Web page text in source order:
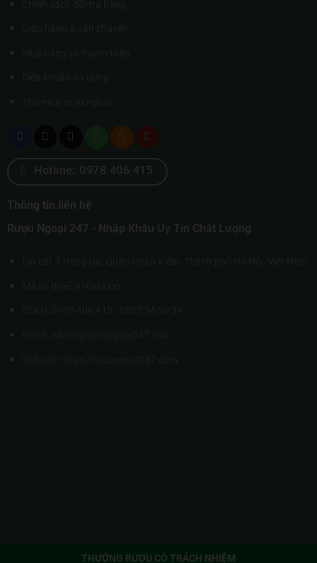
Hotline: 0978 406 415
Thông tin liên hệ
Rượu Ngoại 247 - Nhập Khẩu Uy Tín Chất Lượng
THƯỞNG RƯỢU CÓ TRÁCH NHIỆM